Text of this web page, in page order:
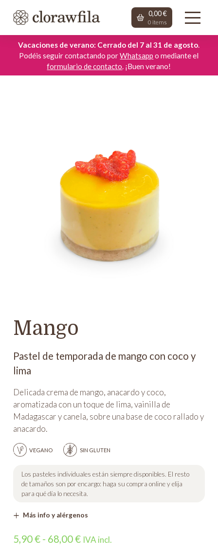
0,00€
0 items
Vacaciones de verano: Cerrado del 7 al 31 de agosto
Podéis seguir contactando porWhatsapp o mediante el
formulario de contacto . ¡Buen verano!
Mango
Pastel de temporada de mango con coco y
lima
Delicada crema de mango, anacardo y coco,
aromatizada con un toque de lima, vainilla de
Madagascar y canela, sobre una base de coco rallado y
anacardo.
VEGANO SIN GLUTEN
Los pasteles individuales están siempre disponibles. El resto
de tamaños son por encargo: haga su compra online y elija
para qué día lo necesita.
Más info y alérgenos
5,90€ - 68,00€Rango
IVA incl.